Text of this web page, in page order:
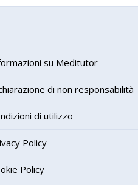
su Meditutor
di non responsabilità
di utilizzo
Policy
Policy